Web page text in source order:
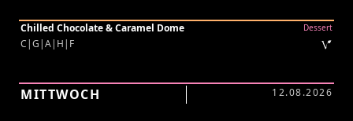
Chilled Chocolate & Caramel Dome Dessert
C|G|A|H|F
MITTWOCH 12.08.2026